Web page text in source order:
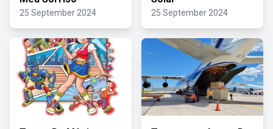
25 September 2024 25 September 2024